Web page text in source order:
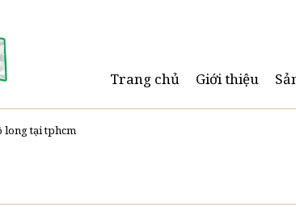
Trang chủ Giới thiệu
long tại tphcm